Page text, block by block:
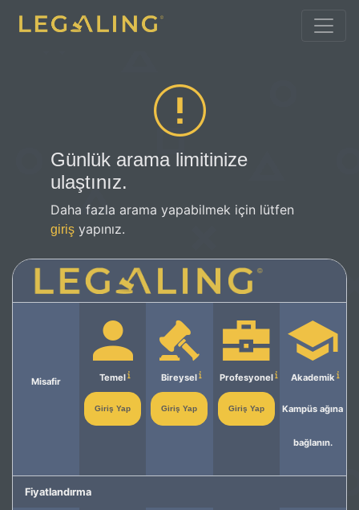
Günlük arama limitinize
ulaştınız.
Daha fazla arama yapabilmek için lütfen
giriş yapınız.
Misafir Temel
Giriş Yap
Bireysel
Giriş Yap
Profesyonel
Giriş Yap
Akademik
Kampüs ağına
bağlanın.
Fiyatlandırma